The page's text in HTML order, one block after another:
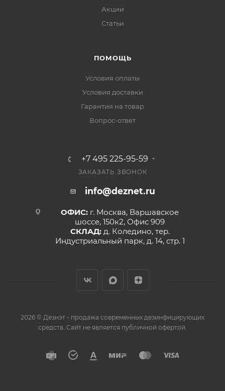
Акции
Статьи
ПОМОЩЬ
Условия оплаты
Условия доставки
Гарантия на товар
Вопрос-ответ
+7 495 225-95-59
ЗАКАЗАТЬ ЗВОНОК
info@deznet.ru
ОФИС: г. Москва, Варшавское
шоссе, 150к2, Офис 909
СКЛАД: д. Коледино, тер.
Индустриальный парк, д. 14, стр. 1
2026 © Дезнэт - продажа современных дезинфицирующих
средств. Сайт не является публичной офертой.